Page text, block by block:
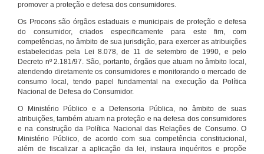
promover a proteção e defesa dos consumidores.
Os Procons são órgãos estaduais e municipais de proteção e defesa
do consumidor, criados especificamente para este fim, com
competências, no âmbito de sua jurisdição, para exercer as atribuições
estabelecidas pela Lei 8.078, de 11 de setembro de 1990, e pelo
Decreto nº 2.181/97. São, portanto, órgãos que atuam no âmbito local,
atendendo diretamente os consumidores e monitorando o mercado de
consumo local, tendo papel fundamental na execução da Política
Nacional de Defesa do Consumidor.
O Ministério Público e a Defensoria Pública, no âmbito de suas
atribuições, também atuam na proteção e na defesa dos consumidores
e na construção da Política Nacional das Relações de Consumo. O
Ministério Público, de acordo com sua competência constitucional,
além de fiscalizar a aplicação da lei, instaura inquéritos e propõe